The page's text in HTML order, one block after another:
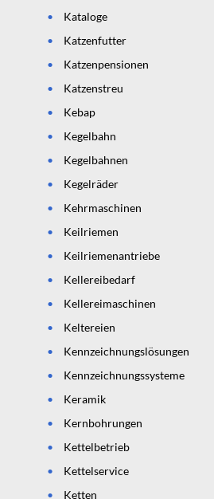
Kataloge
Katzenfutter
Katzenpensionen
Katzenstreu
Kebap
Kegelbahn
Kegelbahnen
Kegelräder
Kehrmaschinen
Keilriemen
Keilriemenantriebe
Kellereibedarf
Kellereimaschinen
Keltereien
Kennzeichnungslösungen
Kennzeichnungssysteme
Keramik
Kernbohrungen
Kettelbetrieb
Kettelservice
Ketten